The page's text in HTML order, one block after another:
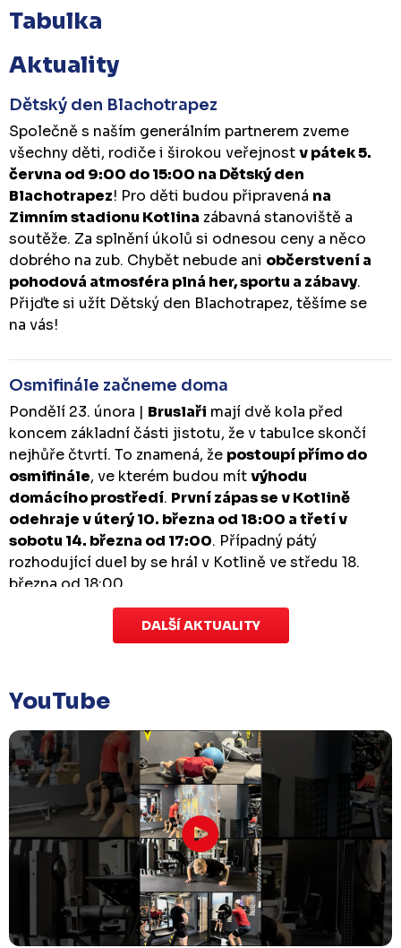
Tabulka
Aktuality
Dětský den Blachotrapez
Společně s naším generálním partnerem zveme
všechny děti, rodiče i širokou veřejnostv pátek 5.
června od 9:00 do 15:00 na Dětský den
Blachotrapez! Pro děti budou připravená na
Zimním stadionu Kotlina zábavná stanoviště a
soutěže. Za splnění úkolů si odnesou ceny a něco
dobrého na zub. Chybět nebude ani občerstvení a
pohodová atmosféra plná her, sportu a zábavy.
Přijďte si užít Dětský den Blachotrapez, těšíme se
na vás!
Osmifinále začneme doma
Pondělí 23. února | Bruslaři mají dvě kola před
koncem základní části jistotu, že v tabulce skončí
nejhůře čtvrtí. To znamená, že postoupí přímo do
osmifinále, ve kterém budou mítvýhodu
domácího prostředí. První zápas se v Kotlině
odehraje v úterý 10. března od 18:00 a třetí v
sobotu 14. března od 17:00. Případný pátý
rozhodující duel by se hrál v Kotlině ve středu 18.
března od 18:00.
Zápas dorostu je odložen
které se mělo odehrát v pátek 30. ledna ve 14:15,
odloženo!Odehraje se v náhradním termínu, o
kterém se bude jednat.
Náhradní termín 32. kola
Úterý 27. ledna | Utkání 32. kola v Písku
, které se
mělo původně odehrát 31. ledna, bylo z důvodu
marodky Králů odloženo. Kluby se domluvily na
náhradním termínu, Bruslaři se s Pískem utkají
v pondělí 16. února od 18:00.
DALŠÍ AKTUALITY
YouTube